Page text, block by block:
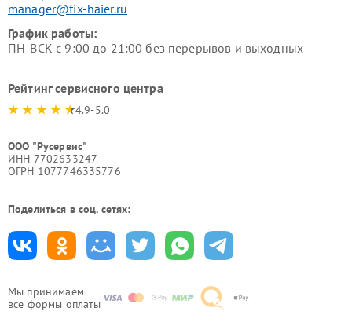
Мы принимаем
все формы оплаты
manager@fix-haier.ru
График работы:
ПН-ВСК с 9:00 до 21:00 без перерывов и выходных
Рейтинг сервисного центра
4.9-5.0
ООО "Русервис"
ИНН 7702633247
ОГРН 1077746335776
Поделиться в соц. сетях: